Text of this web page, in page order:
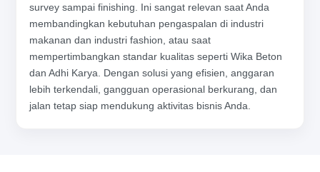
survey sampai finishing. Ini sangat relevan saat Anda
membandingkan kebutuhan pengaspalan di industri
makanan dan industri fashion, atau saat
mempertimbangkan standar kualitas seperti Wika Beton
dan Adhi Karya. Dengan solusi yang efisien, anggaran
lebih terkendali, gangguan operasional berkurang, dan
jalan tetap siap mendukung aktivitas bisnis Anda.